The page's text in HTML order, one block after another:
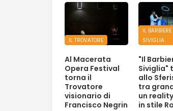
IL TROVATORE
Al Macerata
Opera Festival
torna il
Trovatore
visionario di
Francisco Negrin
IL BARBIERE
SIVIGLIA
"Il
Siviglia"
allo
tra
un
in stile